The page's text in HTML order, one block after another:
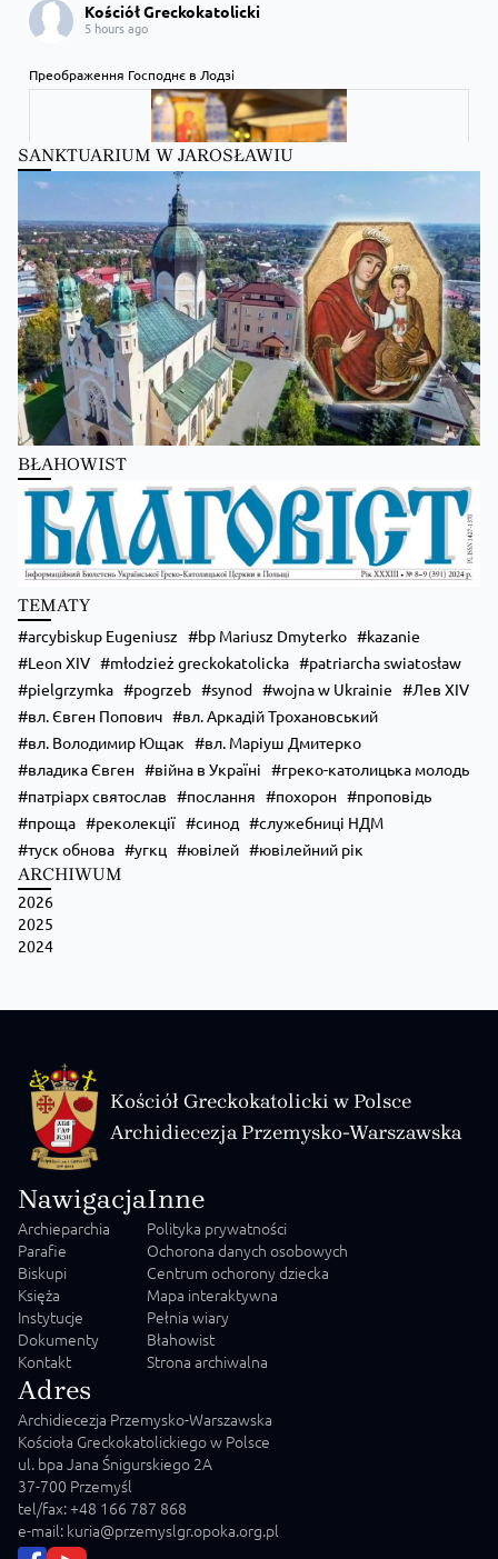
Kościół Greckokatolicki
5 hours ago
Преображення Господнє в Лодзі
Zobacz na Facebooku · Udostępnij
Kościół Greckokatolicki
5 hours ago
Бучацька єпархія УГКЦ отримає єпископа-помічника!
Zobacz na Facebooku · Udostępnij
SANKTUARIUM W JAROSŁAWIU
BŁAHOWIST
TEMATY
arcybiskup Eugeniusz bp Mariusz Dmyterko
kazanie
Leon XIV
młodzież greckokatolicka
patriarcha swiatosław
pielgrzymka
pogrzeb synod wojna w Ukrainie
Лев XIV
вл. Євген Попович
вл. Аркадій Трохановський
вл. Володимир Ющак
вл. Маріуш Дмитерко
владика Євген
війна в Україні
греко-католицька молодь
патріарх святослав
послання похорон
проповідь
проща
реколекції синод
служебниці НДМ
туск обнова
угкц ювілей ювілейний рік
ARCHIWUM
2026
2025
2024
Kościół Greckokatolicki w Polsce
Archidiecezja Przemysko-Warszawska
Nawigacja
Archieparchia
Parafie
Biskupi
Księża
Instytucje
Dokumenty
Kontakt
Inne
Polityka prywatności
Ochorona danych osobowych
Centrum ochorony dziecka
Mapa interaktywna
Pełnia wiary
Błahowist
Strona archiwalna
Adres
Archidiecezja Przemysko-Warszawska
Kościoła Greckokatolickiego w Polsce
ul. bpa Jana Śnigurskiego 2A
37-700 Przemyśl
tel/fax: +48 166 787 868
e-mail: kuria@przemyslgr.opoka.org.pl